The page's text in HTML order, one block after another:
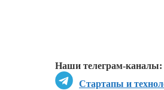
Наши телеграм-каналы:
Стартапы и